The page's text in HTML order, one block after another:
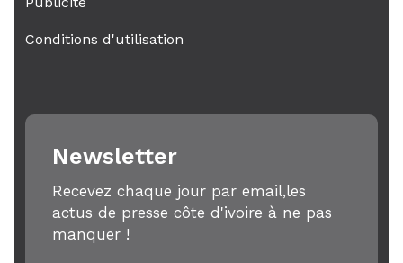
Conditions d'utilisation
Newsletter
Recevez chaque jour par email,les
actus de presse côte d'ivoire à ne pas
manquer !